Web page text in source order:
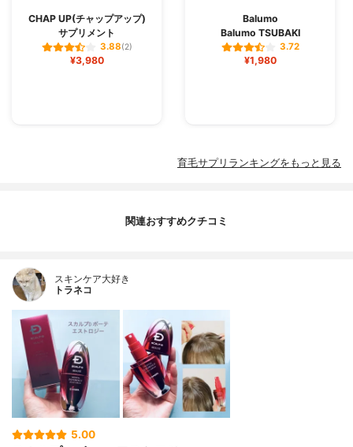
CHAP UP(チャップアップ)
サプリメント
3.88(2)
¥3,980
Balumo
Balumo TSUBAKI
3.72
¥1,980
育毛サプリランキングをもっと見る
関連おすすめクチコミ
スキンケア大好き
トラネコ
5.00